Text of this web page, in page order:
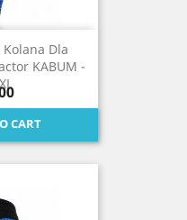
Dla
KABUM -
CART